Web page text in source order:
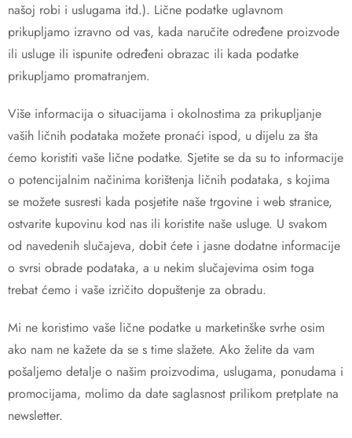
našoj robi i uslugama itd.). Lične podatke uglavnom
prikupljamo izravno od vas, kada naručite određene proizvode
ili usluge ili ispunite određeni obrazac ili kada podatke
prikupljamo promatranjem.
Više informacija o situacijama i okolnostima za prikupljanje
vaših ličnih podataka možete pronaći ispod, u dijelu za šta
ćemo koristiti vaše lične podatke. Sjetite se da su to informacije
o potencijalnim načinima korištenja ličnih podataka, s kojima
se možete susresti kada posjetite naše trgovine i web stranice,
ostvarite kupovinu kod nas ili koristite naše usluge. U svakom
od navedenih slučajeva, dobit ćete i jasne dodatne informacije
o svrsi obrade podataka, a u nekim slučajevima osim toga
trebat ćemo i vaše izričito dopuštenje za obradu.
Mi ne koristimo vaše lične podatke u marketinške svrhe osim
ako nam ne kažete da se s time slažete. Ako želite da vam
pošaljemo detalje o našim proizvodima, uslugama, ponudama i
promocijama, molimo da date saglasnost prilikom pretplate na
newsletter.